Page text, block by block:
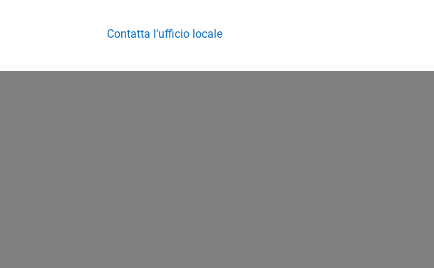
Contatta l’ufficio locale